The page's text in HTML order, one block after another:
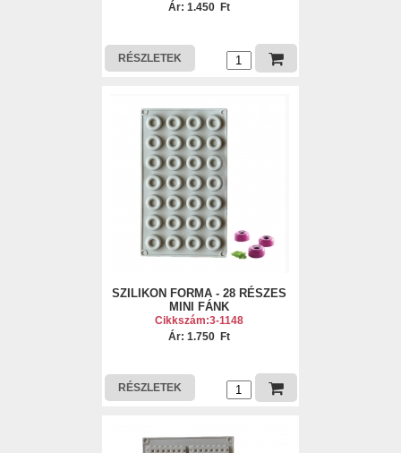
Ár: 1.450 Ft
RÉSZLETEK
SZILIKON FORMA - 28 RÉSZES
MINI FÁNK
Cikkszám:3-1148
Ár: 1.750 Ft
RÉSZLETEK